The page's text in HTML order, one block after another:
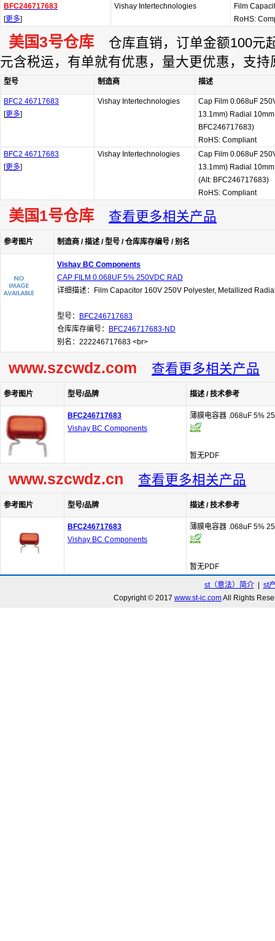
BFC246717683
[更多]
Vishay Intertechnologies
Film
RoHS:
美国3号仓库 仓库直销，订单金额100元
元含税运，有单就有优惠，量大更优惠，支持
型号 制造商 描述
BFC2 46717683
[更多]
Vishay Intertechnologies
Cap Film 0.068uF
13.1mm) Radial
BFC246717683)
RoHS: Compliant
BFC2 46717683
[更多]
Vishay Intertechnologies
Cap Film 0.068uF
13.1mm) Radial
(Alt: BFC246717683)
RoHS: Compliant
美国1号仓库 查看更多相关产品
参考图片 制造商 / 描述 / 型号 / 仓库库存编号 / 别名
Vishay BC Components
CAP FILM 0.068UF 5% 250VDC RAD
详细描述：Film Capacitor 160V 250V Polyester, Metallized
型号：
BFC246717683
仓库库存编号：
BFC246717683-ND
别名：222246717683 <br>
www.szcwdz.com 查看更多相关产品
参考图片 型号/品牌 描述 / 技术参考
BFC246717683
Vishay BC Components
薄膜电容器 .068uF 5%
暂无PDF
www.szcwdz.cn 查看更多相关产品
参考图片 型号/品牌 描述 / 技术参考
BFC246717683
Vishay BC Components
薄膜电容器 .068uF 5%
暂无PDF
st（意法）简介| st
Copyright © 2017 www.st-ic.comAll Rights